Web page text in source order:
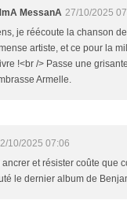
MessanA 27/10/2025
je réécoute la chanson
artiste, et ce pour la
!<br /> Passe une
Armelle.
10/2025 07:06
ancrer et résister coûte que
le dernier album de